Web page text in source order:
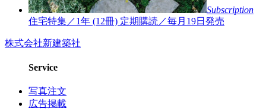
Subscription
住宅特集／1年 (12冊) 定期購読／毎月19日発売
株式会社新建築社
Service
写真注文
広告掲載